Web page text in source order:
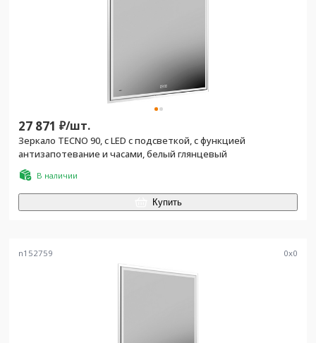
27 871 ₽/шт.
Зеркало TECNO 90, c LED с подсветкой, с функцией
антизапотевание и часами, белый глянцевый
В наличии
Купить
n152759 0x0